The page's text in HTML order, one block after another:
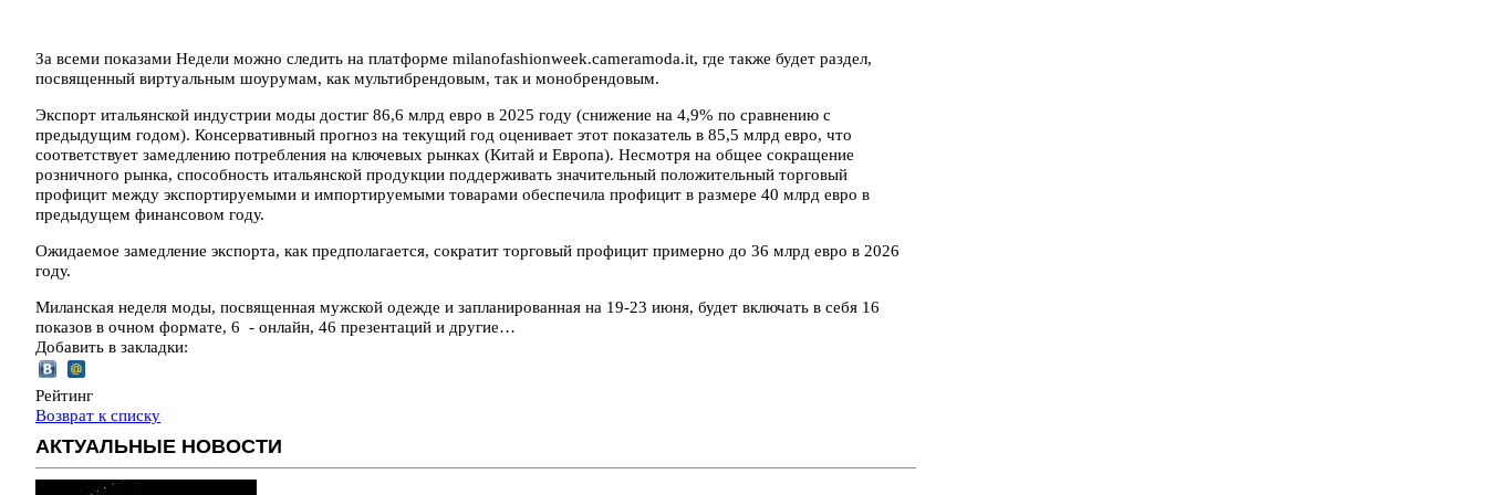
За всеми показами Недели можно следить на платформе milanofashionweek.cameramoda.it, где также будет раздел,
посвященный виртуальным шоурумам, как мультибрендовым, так и монобрендовым.
Экспорт итальянской индустрии моды достиг 86,6 млрд евро в 2025 году (снижение на 4,9% по сравнению с
предыдущим годом). Консервативный прогноз на текущий год оценивает этот показатель в 85,5 млрд евро, что
соответствует замедлению потребления на ключевых рынках (Китай и Европа). Несмотря на общее сокращение
розничного рынка, способность итальянской продукции поддерживать значительный положительный торговый
профицит между экспортируемыми и импортируемыми товарами обеспечила профицит в размере 40 млрд евро в
предыдущем финансовом году.
Ожидаемое замедление экспорта, как предполагается, сократит торговый профицит примерно до 36 млрд евро в 2026
году.
Миланская неделя моды, посвященная мужской одежде и запланированная на 19-23 июня, будет включать в себя 16
показов в очном формате, 6 - онлайн, 46 презентаций и другие…
Добавить в закладки:
Рейтинг
Возврат к списку
АКТУАЛЬНЫЕ НОВОСТИ